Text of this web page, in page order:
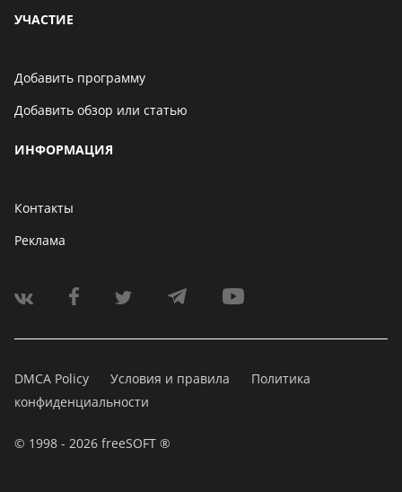
УЧАСТИЕ
Добавить программу
Добавить обзор или статью
ИНФОРМАЦИЯ
Контакты
Реклама
DMCA Policy Условия и правила
Политика
конфиденциальности
© 1998 - 2026 freeSOFT ®